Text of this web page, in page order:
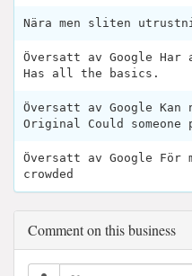
Nära men sliten
Översatt av Google
Has all the basics.
Översatt av Google
Original Could
Översatt av Google
crowded
Comment on this business